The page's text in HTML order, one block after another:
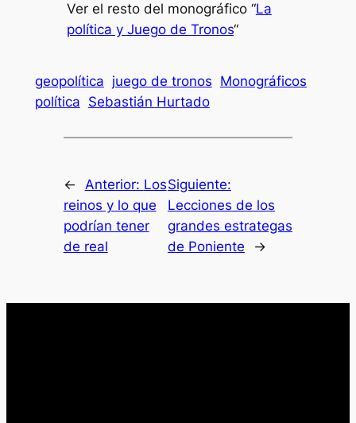
Ver el resto del monográfico “La
política y Juego de Tronos“
geopolítica juego de tronos Monográficos
política Sebastián Hurtado
← Anterior: Los
reinos y lo que
podrían tener
de real
Siguiente:
Lecciones de los
grandes estrategas
de Poniente
→